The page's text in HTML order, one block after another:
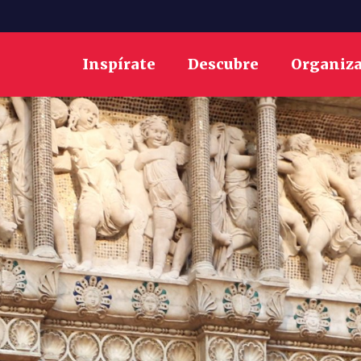
Inspírate Descubre Organiza